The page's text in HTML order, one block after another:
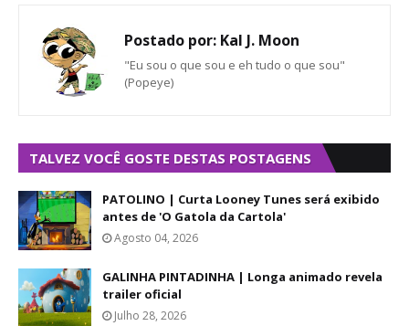
Postado por: Kal J. Moon
"Eu sou o que sou e eh tudo o que sou"
(Popeye)
TALVEZ VOCÊ GOSTE DESTAS POSTAGENS
PATOLINO | Curta Looney Tunes será exibido
antes de 'O Gatola da Cartola'
Agosto 04, 2026
GALINHA PINTADINHA | Longa animado revela
trailer oficial
Julho 28, 2026